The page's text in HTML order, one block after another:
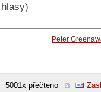
hlasy)
Peter
5001x přečteno